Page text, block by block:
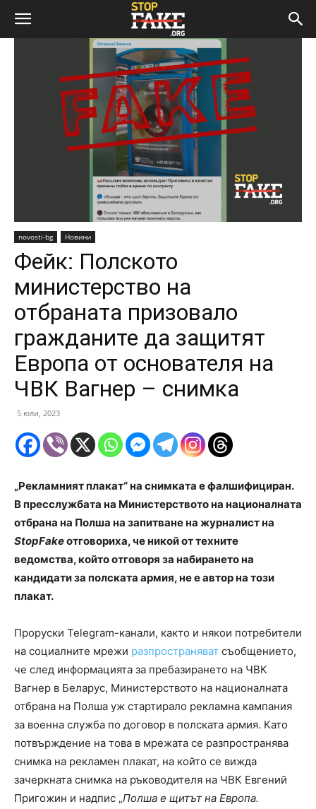
novosti-bg Новини
Фейк: Полското
министерство на
отбраната призовало
гражданите да защитят
Европа от основателя на
ЧВК Вагнер – снимка
5 юли, 2023
„Рекламният плакат“ на снимката е фалшифициран.
В пресслужбата на Министерството на националната
отбрана на Полша на запитване на журналист на
StopFakeотговориха, че никой от техните
ведомства, който отговоря за набирането на
кандидати за полската армия, не е автор на този
плакат.
Проруски Telegram-канали, както и някои потребители
на социалните мрежи разпространяват съобщението,
че след информацията за пребазирането на ЧВК
Вагнер в Беларус, Министерството на националната
отбрана на Полша уж стартирало рекламна кампания
за военна служба по договор в полската армия. Като
потвърждение на това в мрежата се разпространява
снимка на рекламен плакат, на който се вижда
зачеркната снимка на ръководителя на ЧВК Евгений
Пригожин и надпис „Полша е щитът на Европа.